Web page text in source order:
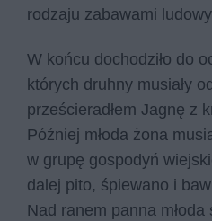
rodzaju zabawami
W końcu dochodziło do
których druhny musiały
prześcieradłem Jagnę z
Później młoda żona
w grupę gospodyń
dalej pito, śpiewano i
Nad ranem panna młoda